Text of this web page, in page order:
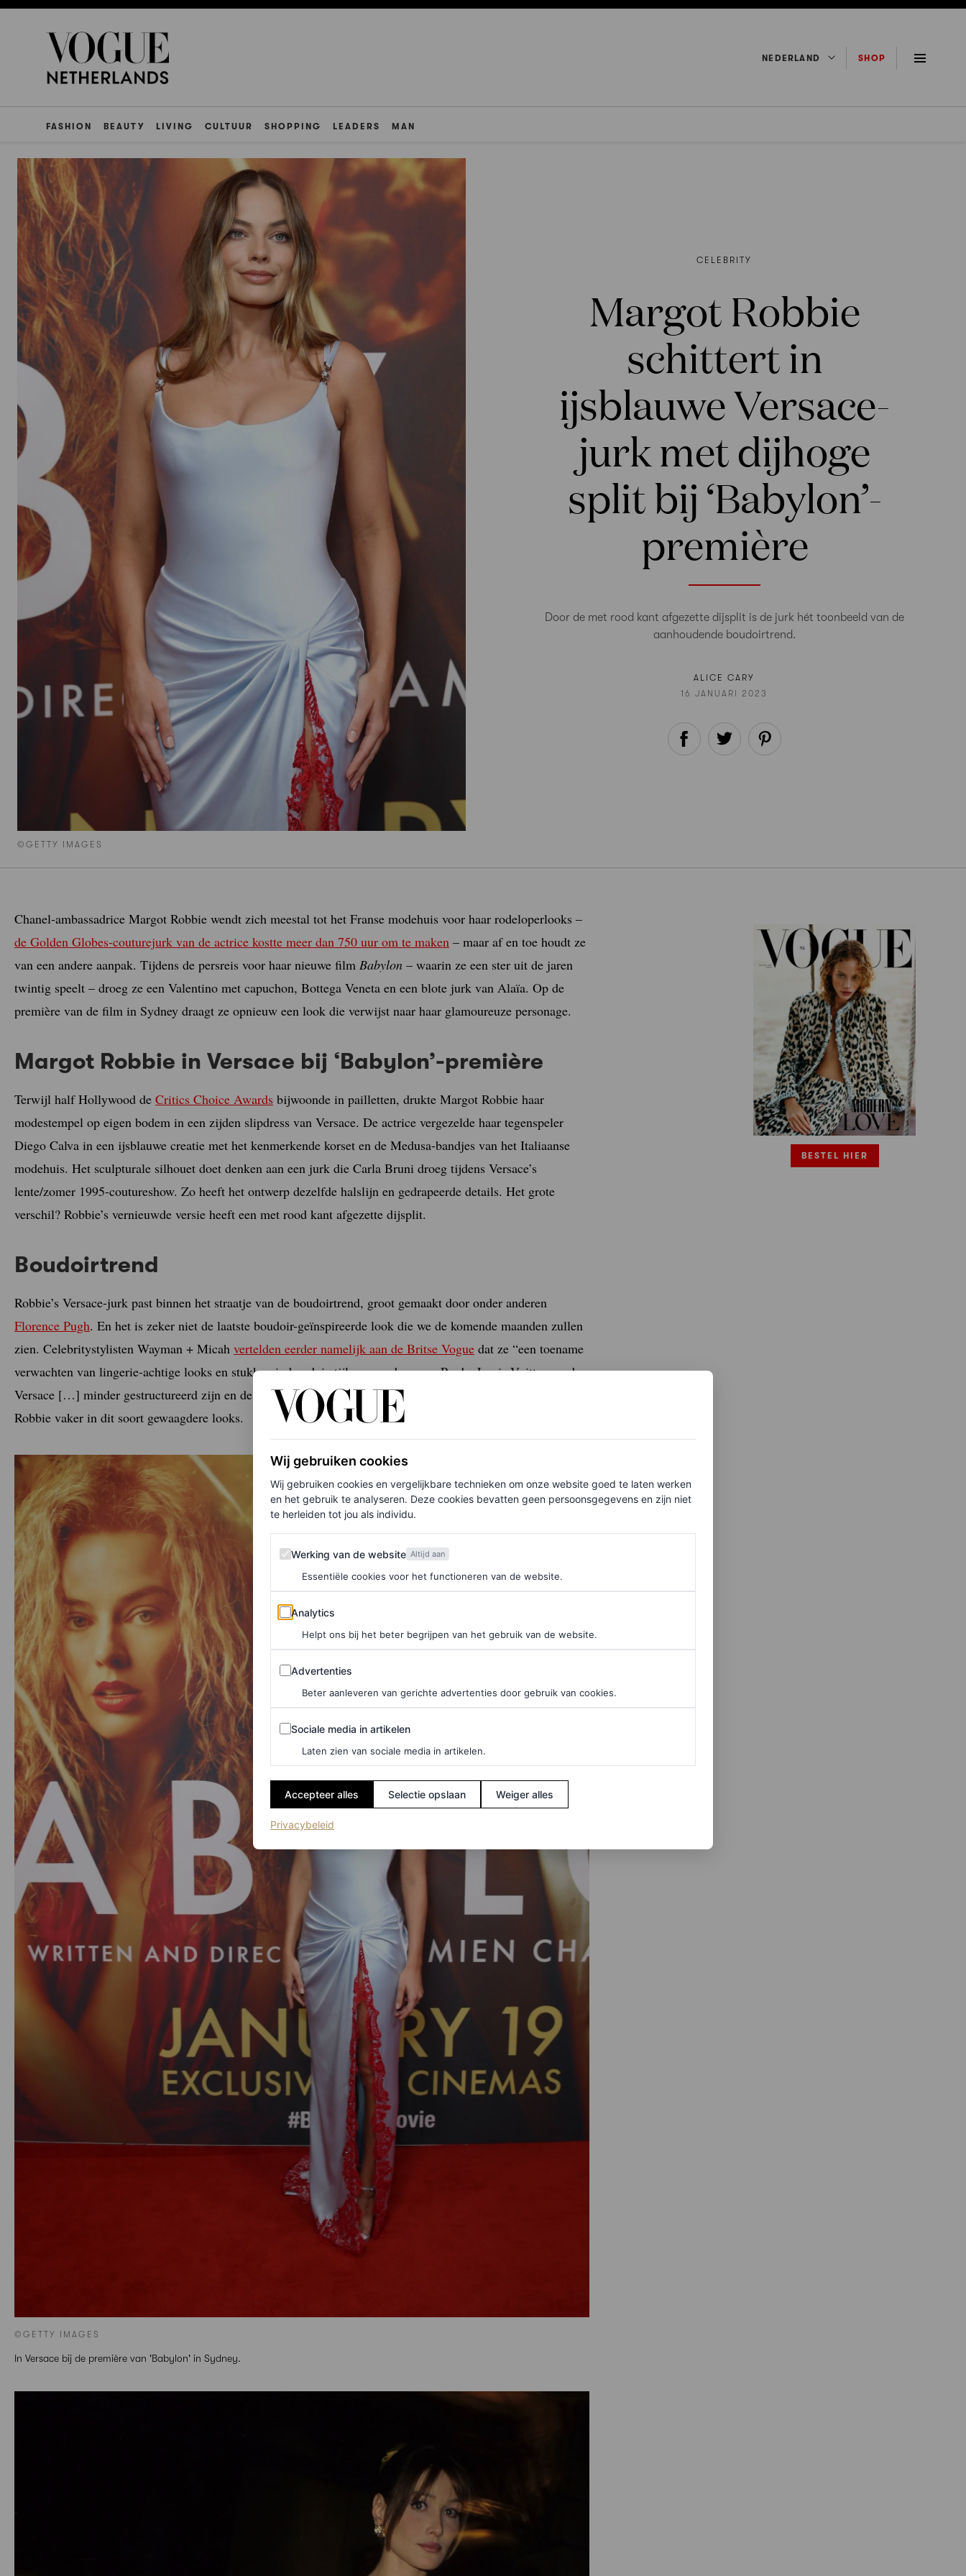
NEDERLAND SHOP
FASHION BEAUTY LIVING CULTUUR SHOPPING LEADERS MAN
©GETTY IMAGES
CELEBRITY
Margot Robbie
schittert in
ijsblauwe Versace-
jurk met dijhoge
split bij ‘Babylon’-
première
Door de met rood kant afgezette dijsplit is de jurk hét toonbeeld van de
aanhoudende boudoirtrend.
ALICE CARY
16 JANUARI 2023
Chanel-ambassadrice Margot Robbie wendt zich meestal tot het Franse modehuis voor haar rodeloperlooks –
de Golden Globes-couturejurk van de actrice kostte meer dan 750 uur om te maken – maar af en toe houdt ze
van een andere aanpak. Tijdens de persreis voor haar nieuwe film Babylon – waarin ze een ster uit de jaren
twintig speelt – droeg ze een Valentino met capuchon, Bottega Veneta en een blote jurk van Alaïa. Op de
première van de film in Sydney draagt ze opnieuw een look die verwijst naar haar glamoureuze personage.
Margot Robbie in Versace bij ‘Babylon’-première
Terwijl half Hollywood de Critics Choice Awards bijwoonde in pailletten, drukte Margot Robbie haar
modestempel op eigen bodem in een zijden slipdress van Versace. De actrice vergezelde haar tegenspeler
Diego Calva in een ijsblauwe creatie met het kenmerkende korset en de Medusa-bandjes van het Italiaanse
modehuis. Het sculpturale silhouet doet denken aan een jurk die Carla Bruni droeg tijdens Versace’s
lente/zomer 1995-coutureshow. Zo heeft het ontwerp dezelfde halslijn en gedrapeerde details. Het grote
verschil? Robbie’s vernieuwde versie heeft een met rood kant afgezette dijsplit.
Boudoirtrend
Robbie’s Versace-jurk past binnen het straatje van de boudoirtrend, groot gemaakt door onder anderen
Florence Pugh. En het is zeker niet de laatste boudoir-geïnspireerde look die we de komende maanden zullen
zien. Celebritystylisten Wayman + Micah vertelden eerder namelijk aan de Britse Vogue dat ze “een toename
verwachten van lingerie-achtige looks en stukken in boudoirstijl, van onder meer Prada, Louis Vuitton en dus
Versace […] minder gestructureerd zijn en de trend van vrijheid in de mode voortzetten.” Hopelijk verschijnt
Robbie vaker in dit soort gewaagdere looks.
©GETTY IMAGES
In Versace bij de première van 'Babylon' in Sydney.
BESTEL HIER
Wij gebruiken cookies
Wij gebruiken cookies en vergelijkbare technieken om onze website goed te laten werken
en het gebruik te analyseren. Deze cookies bevatten geen persoonsgegevens en zijn niet
te herleiden tot jou als individu.
Werking van de website
Werking van de website Altijd aan
Essentiële cookies voor het functioneren van de website.
Analytics
Analytics
Helpt ons bij het beter begrijpen van het gebruik van de website.
Advertenties
Advertenties
Beter aanleveren van gerichte advertenties door gebruik van cookies.
Sociale media in artikelen
Sociale media in artikelen
Laten zien van sociale media in artikelen.
Accepteer alles Selectie opslaan Weiger alles
Privacybeleid